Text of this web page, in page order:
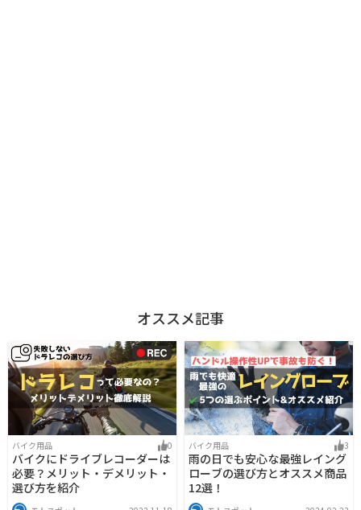
オススメ記事
バイク用品 0
バイクにドライブレコーダーは
必要？メリット・デメリット・
選び方を紹介
バイク用品 3
雨の日でも安心な最強レイング
ローブの選び方とオススメ商品
12選！